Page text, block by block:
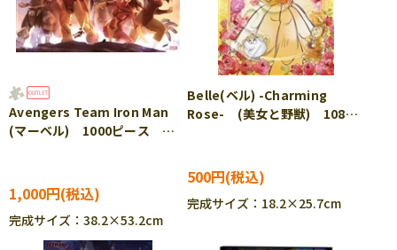
Avengers Team Iron Man
(マーベル) 1000ピース ジ
1,000円
完成サイズ：38.2×53.2cm
Belle(ベル) -Charming
Rose- (美女と野獣) 108ピ
500円
完成サイズ：18.2×25.7cm